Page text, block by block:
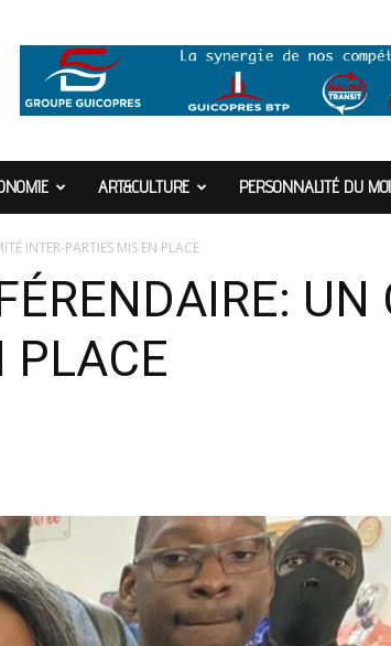
ART&CULTURE PERSONNALITÉ DU
INTER-PARTIES MIS EN PLACE
PLACE